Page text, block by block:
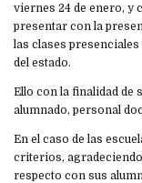
viernes 24 de enero, y
presentar con la
las clases
del estado.
Ello con la finalidad de
alumnado, personal
En el caso de las
criterios,
respecto con sus